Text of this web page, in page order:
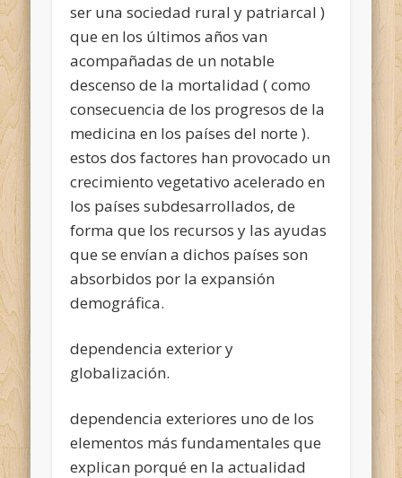
ser una sociedad rural y patriarcal )
que en los últimos años van
acompañadas de un notable
descenso de la mortalidad ( como
consecuencia de los progresos de la
medicina en los países del norte ).
estos dos factores han provocado un
crecimiento vegetativo acelerado en
los países subdesarrollados, de
forma que los recursos y las ayudas
que se envían a dichos países son
absorbidos por la expansión
demográfica.
dependencia exterior y
globalización.
dependencia exteriores uno de los
elementos más fundamentales que
explican porqué en la actualidad